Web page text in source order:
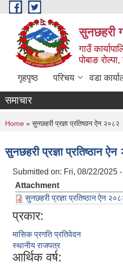
Skip to main content
सुनछहरी
गाउँ
पोबाङ
गृहपृष्ठ परिचय वडा
समाचार
You are here
Home » सुनछहरी प्रज्ञा प्रतिष्ठान ऐन २०८२
सुनछहरी प्रज्ञा प्रतिष्ठान
Submitted on: Fri, 08/22/2025
Attachment
सुनछहरी प्रज्ञा प्रतिष्ठान ऐन
प्रकार:
मासिक प्रगति प्रतिवेदन
स्थानीय राजपत्र
आर्थिक वर्ष: